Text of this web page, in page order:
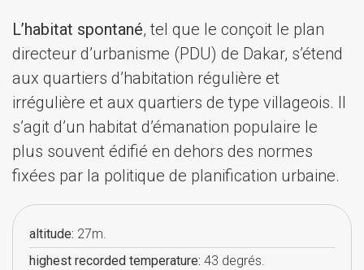
L’habitat spontané, tel que le conçoit le plan
directeur d’urbanisme (PDU) de Dakar, s’étend
aux quartiers d’habitation régulière et
irrégulière et aux quartiers de type villageois. Il
s’agit d’un habitat d’émanation populaire le
plus souvent édifié en dehors des normes
fixées par la politique de planification urbaine.
altitude: 27m.
highest recorded temperature: 43 degrés.